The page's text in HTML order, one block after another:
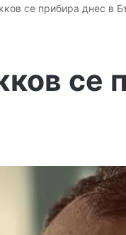
се прибира днес в
се